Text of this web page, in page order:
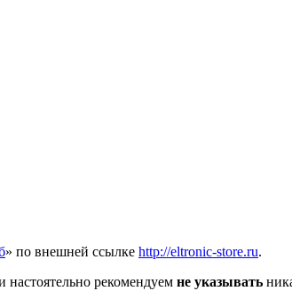
» по внешней ссылке http://eltronic-store.ru.
настоятельно рекомендуем не указывать